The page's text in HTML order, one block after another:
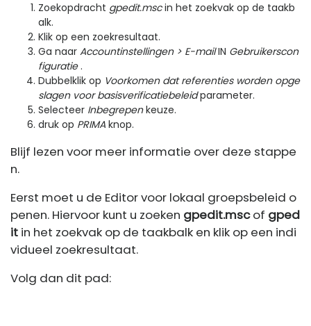
Zoekopdracht gpedit.mscin het zoekvak op de taakb
alk.
Klik op een zoekresultaat.
Ga naar Accountinstellingen > E-mailIN Gebruikerscon
figuratie.
Dubbelklik op Voorkomen dat referenties worden opge
slagen voor basisverificatiebeleidparameter.
Selecteer Inbegrepenkeuze.
druk op PRIMA knop.
Blijf lezen voor meer informatie over deze stappe
n.
Eerst moet u de Editor voor lokaal groepsbeleid o
penen. Hiervoor kunt u zoeken gpedit.mscof gped
it in het zoekvak op de taakbalk en klik op een indi
vidueel zoekresultaat.
Volg dan dit pad: